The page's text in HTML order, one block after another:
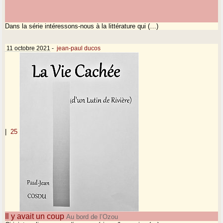
Dans la série intéressons-nous à la littérature qui (…)
11 octobre 2021 - jean-paul ducos
| 25
Il y avait un coup Au bord de l’Ozou